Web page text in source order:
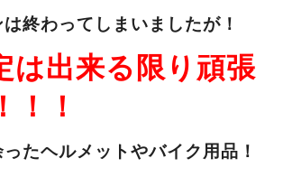
終わってしまいましたが！
は出来る限り頑張
！！
たヘルメットやバイク用品！